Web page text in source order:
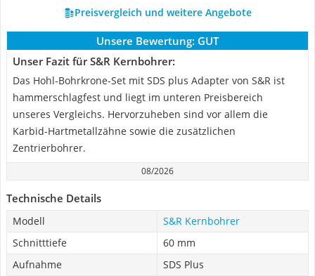
Preisvergleich und weitere Angebote
Unsere Bewertung: GUT
Unser Fazit für S&R Kernbohrer:
Das Hohl-Bohrkrone-Set mit SDS plus Adapter von S&R ist
hammerschlagfest und liegt im unteren Preisbereich
unseres Vergleichs. Hervorzuheben sind vor allem die
Karbid-Hartmetallzähne sowie die zusätzlichen
Zentrierbohrer.
08/2026
Technische Details
Modell
S&R Kernbohrer
Schnitttiefe
60 mm
Aufnahme
SDS Plus